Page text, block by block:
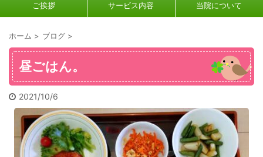
ご挨拶 サービス内容 当院について
ホーム > ブログ >
昼ごはん。
2021/10/6